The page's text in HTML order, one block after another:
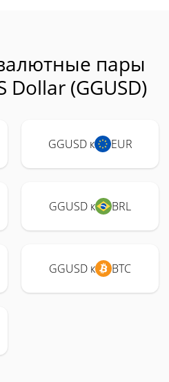
пары
Dollar (GGUSD)
GGUSD к EUR
GGUSD к BRL
GGUSD к BTC